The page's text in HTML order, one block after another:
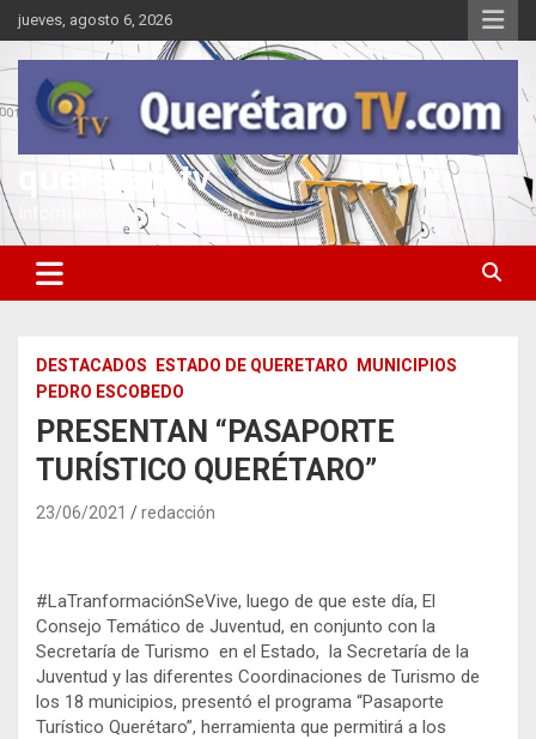
Saltar
al
contenido
jueves, agosto 6, 2026
queretarotv
Información y entretenimiento
DESTACADOS ESTADO DE QUERETARO
MUNICIPIOS
PEDRO ESCOBEDO
PRESENTAN “PASAPORTE
TURÍSTICO QUERÉTARO”
23/06/2021 redacción
#LaTranformaciónSeVive, luego de que este día, El
Consejo Temático de Juventud, en conjunto con la
Secretaría de Turismo en el Estado, la Secretaría de la
Juventud y las diferentes Coordinaciones de Turismo de
los 18 municipios, presentó el programa “Pasaporte
Turístico Querétaro”, herramienta que permitirá a los